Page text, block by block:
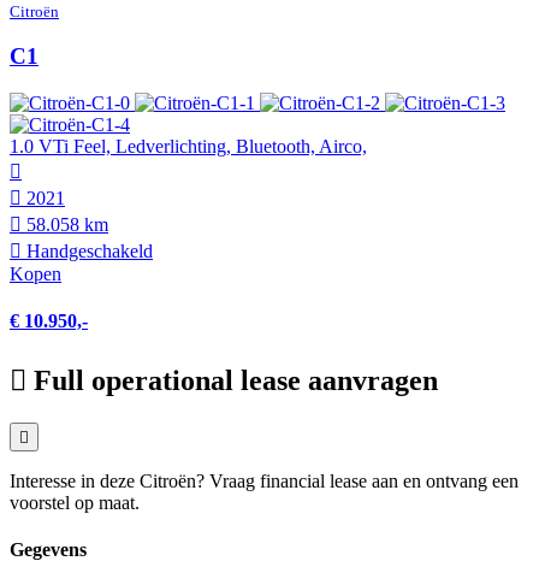
Citroën
C1
1.0 VTi Feel, Ledverlichting, Bluetooth, Airco,
2021
58.058 km
Hand­geschakeld
Kopen
€ 10.950,-
Full operational lease aanvragen
Interesse in deze Citroën? Vraag financial lease aan en ontvang een
voorstel op maat.
Gegevens